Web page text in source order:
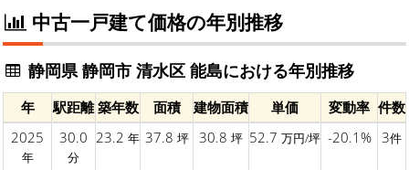
中古一戸建て価格の年別推移
静岡県 静岡市 清水区 能島における年別推移
年 駅距離 築年数 面積 建物面積 単価 変動率 件数
2025
年
30.0
分
23.2 年 37.8 坪 30.8 坪 52.7 万円/坪 -20.1% 3件